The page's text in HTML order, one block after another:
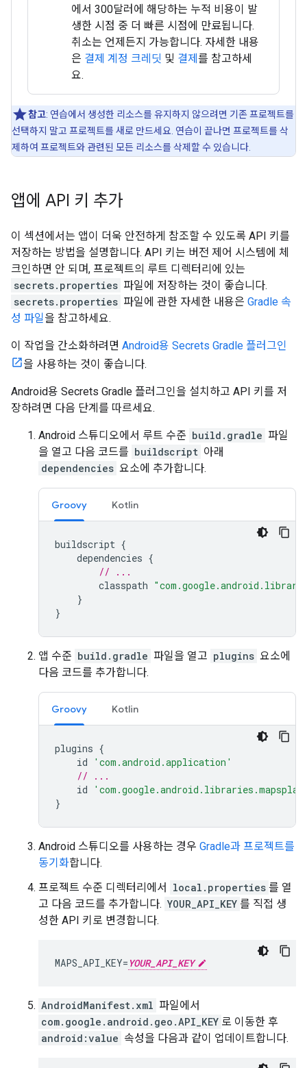
에서 300달러에 해당하는 누적 비용이 발
생한 시점 중 더 빠른 시점에 만료됩니다.
취소는 언제든지 가능합니다. 자세한 내용
은 결제 계정 크레딧 및 결제 를 참고하세
요.
참고: 연습에서 생성한 리소스를 유지하지 않으려면 기존 프로젝트를
선택하지 말고 프로젝트를 새로 만드세요. 연습이 끝나면 프로젝트를 삭
제하여 프로젝트와 관련된 모든 리소스를 삭제할 수 있습니다.
앱에 API 키 추가
이 섹션에서는 앱이 더욱 안전하게 참조할 수 있도록 API 키를
저장하는 방법을 설명합니다. API 키는 버전 제어 시스템에 체
크인하면 안 되며, 프로젝트의 루트 디렉터리에 있는
secrets.properties 파일에 저장하는 것이 좋습니다.
secrets.properties 파일에 관한 자세한 내용은 Gradle 속
성 파일을 참고하세요.
이 작업을 간소화하려면 Android용 Secrets Gradle 플러그인
을 사용하는 것이 좋습니다.
Android용 Secrets Gradle 플러그인을 설치하고 API 키를 저
장하려면 다음 단계를 따르세요.
Android 스튜디오에서 루트 수준 build.gradle 파일
을 열고 다음 코드를 buildscript 아래
dependencies 요소에 추가합니다.
Groovy Kotlin
buildscript {
dependencies {
// ...
classpath
}
}
앱 수준 build.gradle 파일을 열고 plugins 요소에
다음 코드를 추가합니다.
Groovy Kotlin
plugins {
id
'com.android.application'
// ...
id
}
Android 스튜디오를 사용하는 경우 Gradle과 프로젝트를
동기화합니다.
프로젝트 수준 디렉터리에서
local.properties 를 열
고 다음 코드를 추가합니다. YOUR_API_KEY 를 직접 생
성한 API 키로 변경합니다.
MAPS_API_KEY= YOUR_API_KEY
AndroidManifest.xml 파일에서
com.google.android.geo.API_KEY 로 이동한 후
android:value 속성을 다음과 같이 업데이트합니다.